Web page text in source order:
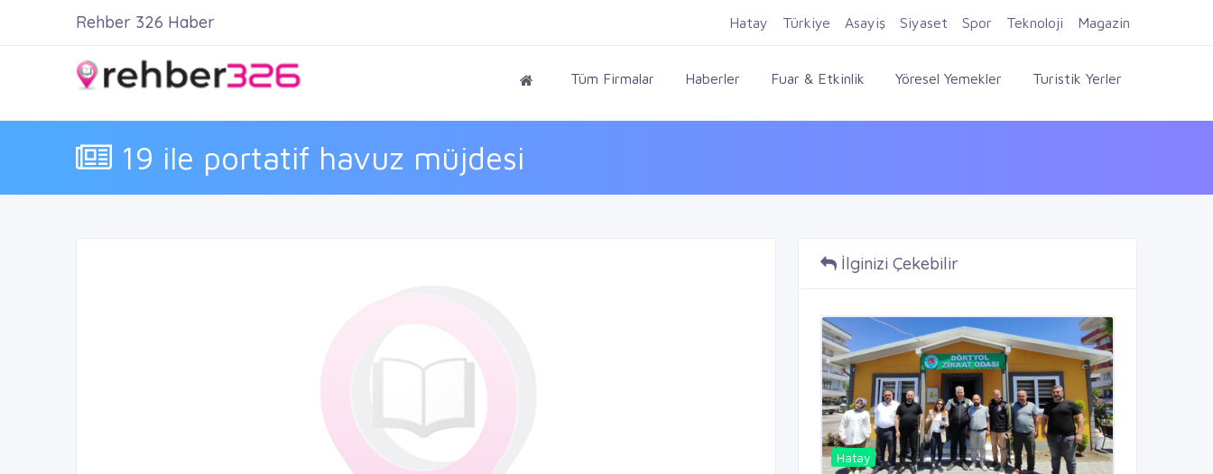
Firma Ekle Kayıt Ol Giriş Yap
Tüm Firmalar Haberler Fuar & Etkinlik Yöresel Yemekler Turistik Yerler
19 ile portatif havuz müjdesi
Rehber 326 Haber Hatay Türkiye Asayiş Siyaset Spor Teknoloji Magazin
İlginizi Çekebilir
Hatay